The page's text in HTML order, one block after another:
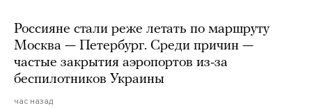
Россияне стали реже летать по маршруту
Москва — Петербург. Среди причин —
частые закрытия аэропортов из-за
беспилотников Украины
час назад